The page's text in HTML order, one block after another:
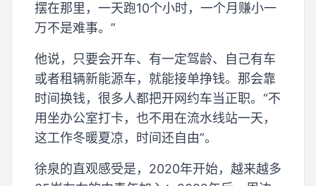
摆在那里，一天跑10个小时，一个月赚小一
万不是难事。”
他说，只要会开车、有一定驾龄、自己有车
或者租辆新能源车，就能接单挣钱。那会靠
时间换钱，很多人都把开网约车当正职。“不
用坐办公室打卡，也不用在流水线站一天，
这工作冬暖夏凉，时间还自由”。
徐泉的直观感受是，2020年开始，越来越多